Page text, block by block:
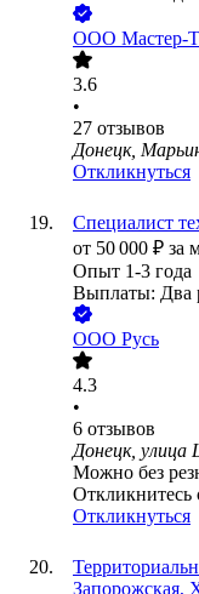
ООО Мастер-
3.6
•
27 отзывов
Донецк,
Откликнуться
Специалист
от 50 000 ₽ за
Опыт 1-3 года
Выплаты: Два
ООО Русь
4.3
•
6 отзывов
Донецк,
Можно без
Откликнитесь
Откликнуться
Запорожская,